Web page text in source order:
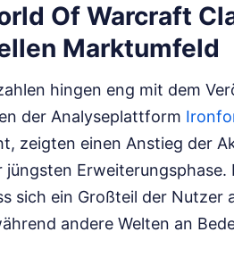
Of Warcraft
Marktumfeld
hingen eng mit dem
der Analyseplattform
zeigten einen Anstieg der
Erweiterungsphase.
sich ein Großteil der Nutzer
andere Welten an